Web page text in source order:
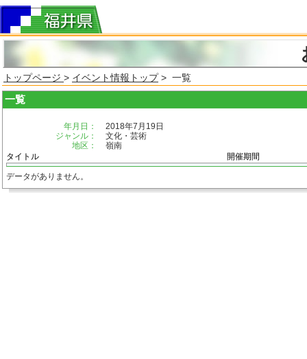
トップページ > イベント情報トップ> 一覧
一覧
年月日：
2018年7月19日
ジャンル：
文化・芸術
地区：
嶺南
タイトル
開催期間
データがありません。